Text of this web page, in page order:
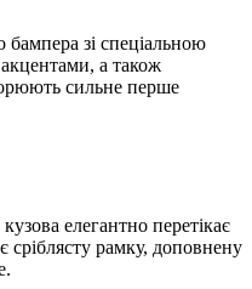
зі спеціальною
а також
сильне перше
елегантно перетікає
сріблясту рамку, доповнену